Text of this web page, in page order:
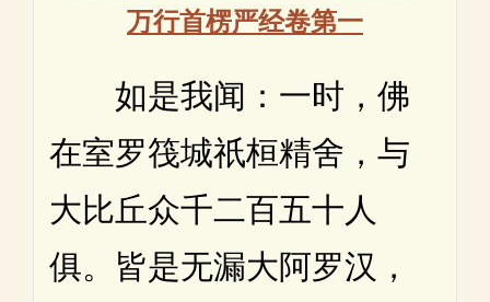
万行首楞严经卷第一
如是我闻：一时，佛
在室罗筏城祇桓精舍，与
大比丘众千二百五十人
俱。皆是无漏大阿罗汉，